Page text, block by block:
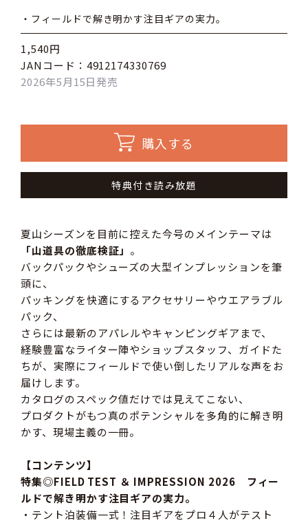
・フィールドで解き明かす注目ギアの実力。
1,540円
JANコード：4912174330769
2026年5月15日発売
購入する
特典付き読み放題
夏山シーズンを目前に控えた今号のメインテーマは
「山道具の徹底検証」 。
バックパックやシューズの大型インプレッションを筆
頭に、
パッキングを快適にするアクセサリーやウエアラブル
パック、
さらには最新のアパレルやキャンピングギアまで、
経験豊富なライター陣やショップスタッフ、ガイドた
ちが、実際にフィールドで使い倒したリアルな声をお
届けします。
カタログのスペック値だけでは見えてこない、
プロダクトがもつ真のポテンシャルを多角的に解き明
かす、現場主義の一冊。
【コンテンツ】
特集◎FIELD TEST ＆ IMPRESSION 2026 フィー
ルドで解き明かす注目ギアの実力。
・テント泊装備一式！注目ギアをプロ４人がテスト